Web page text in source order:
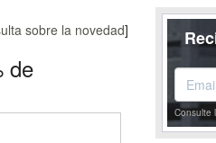
sobre la novedad]
de
Consulte